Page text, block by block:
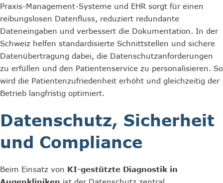
Praxis-Management-Systeme und EHR sorgt für einen
reibungslosen Datenfluss, reduziert redundante
Dateneingaben und verbessert die Dokumentation. In der
Schweiz helfen standardisierte Schnittstellen und sichere
Datenübertragung dabei, die Datenschutzanforderungen
zu erfüllen und den Patientenservice zu personalisieren. So
wird die Patientenzufriedenheit erhöht und gleichzeitig der
Betrieb langfristig optimiert.
Datenschutz, Sicherheit
und Compliance
Beim Einsatz von KI-gestützte Diagnostik in